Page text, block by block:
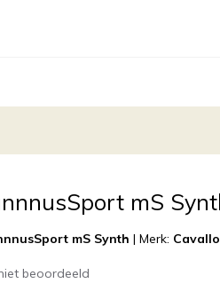
mS
mS Synth |Merk: Cavallo
beoordeeld